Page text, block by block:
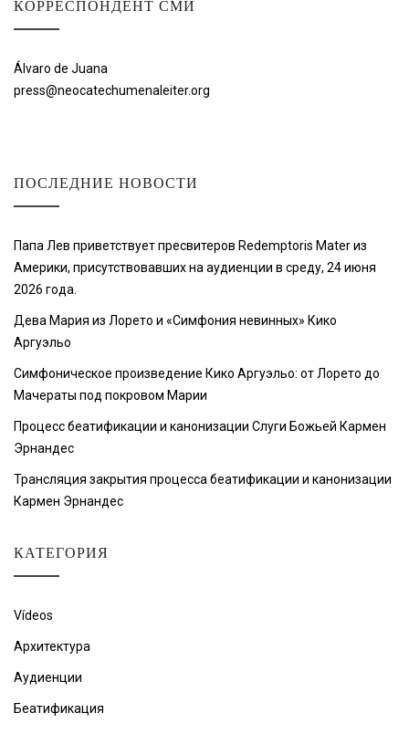
КОРРЕСПОНДЕНТ СМИ
Álvaro de Juana
press@neocatechumenaleiter.org
ПОСЛЕДНИЕ НОВОСТИ
Папа Лев приветствует пресвитеров Redemptoris Mater из
Америки, присутствовавших на аудиенции в среду, 24 июня
2026 года.
Дева Мария из Лорето и «Симфония невинных» Кико
Аргуэльо
Симфоническое произведение Кико Аргуэльо: от Лорето до
Мачераты под покровом Марии
Процесс беатификации и канонизации Слуги Божьей Кармен
Эрнандес
Трансляция закрытия процесса беатификации и канонизации
Кармен Эрнандес
КАТЕГОРИЯ
Vídeos
Архитектура
Аудиенции
Беатификация